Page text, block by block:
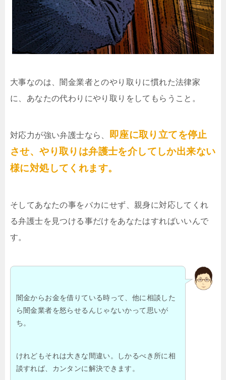
大事なのは、闇金業者とのやり取りに慣れた法律家
に、あなたの代わりにやり取りをしてもらうこと。
対応力が強い弁護士なら、 即座に取り立てを停止
させ、やり取りは弁護士を介してしか出来ない
様に対処してくれます。
そしてあなたの事をバカにせず、親身に対応してくれ
る弁護士を見つける事だけをあなたはすればいいんで
す。
闇金からお金を借りている時って、他に相談した
ら闇金業者を怒らせるんじゃないかって思いが
ち。
けれどもそれは大きな間違い。しかるべき所に相
談すれば、カンタンに解決できます。